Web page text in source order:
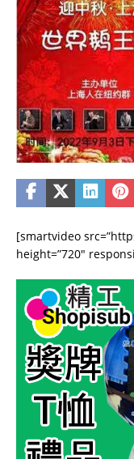
[smartvideo
height=”720″